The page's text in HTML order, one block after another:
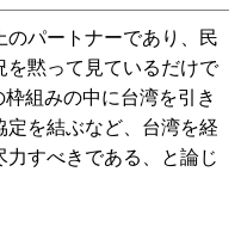
パートナーであり、民
を黙って見ているだけで
組みの中に台湾を引き
定を結ぶなど、台湾を経
すべきである、と論じ